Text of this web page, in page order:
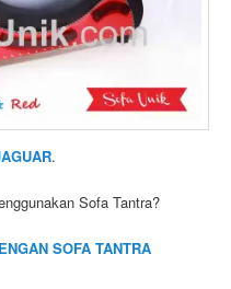
.
Sofa Tantra?
SOFA TANTRA